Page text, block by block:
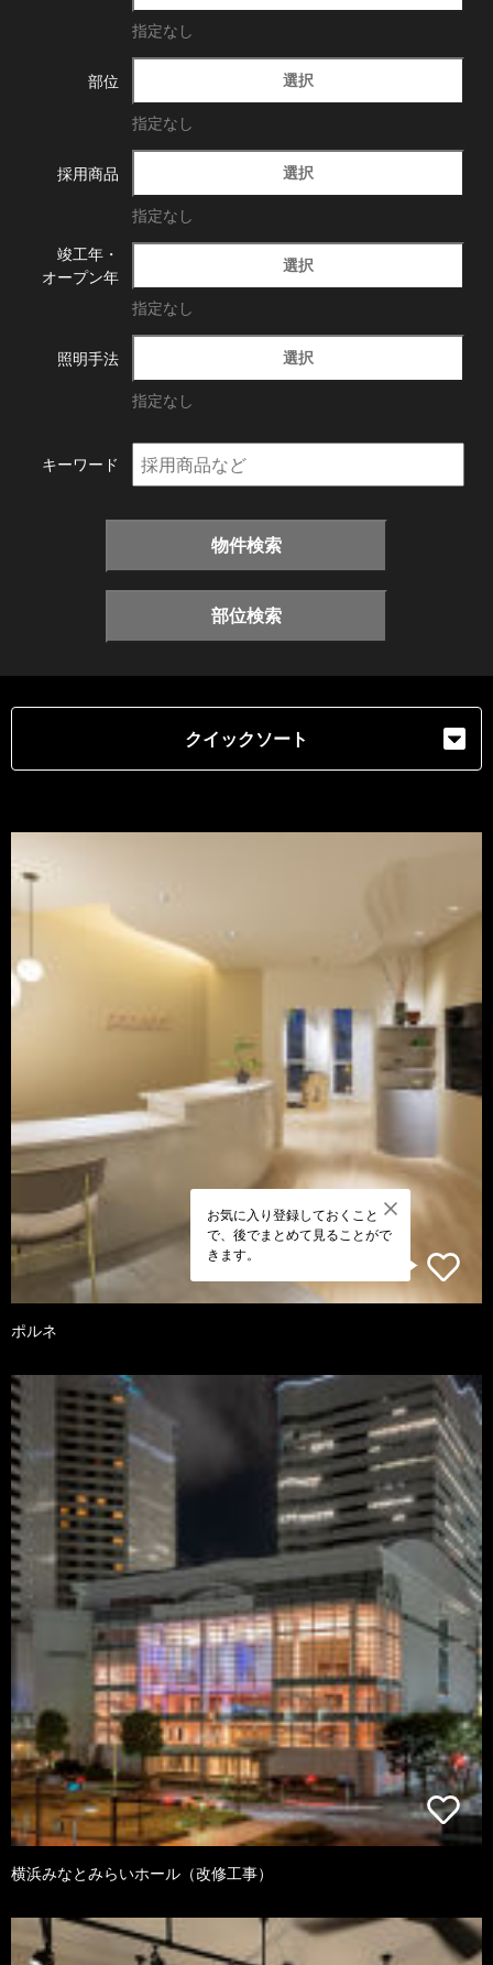
指定なし
部位 選択
指定なし
採用商品 選択
指定なし
竣工年・
オープン年
選択
指定なし
照明手法 選択
指定なし
キーワード
物件検索
部位検索
クイックソート
お気に入り登録しておくこと
で、後でまとめて見ることがで
きます。
ポルネ
横浜みなとみらいホール（改修工事）